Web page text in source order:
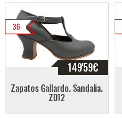
36
149'59€
Zapatos Gallardo. Sandalia.
Z012